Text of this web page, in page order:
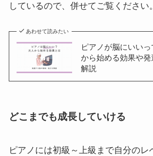
しているので、併せてご覧ください。
あわせて読みたい
ピアノが脳にいいっ
から始める効果や
解説
どこまでも成長していける
ピアノには初級～上級まで自分のレ